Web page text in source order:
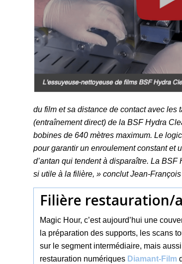
du film et sa distance de contact avec
(entraînement direct) de la BSF Hydra
bobines de 640 mètres maximum. Le
pour garantir un enroulement constant et
d’antan qui tendent à disparaître. La
si utile à la filière, » conclut Jean-
Filière restauration/
Magic Hour, c’est aujourd’hui une
la préparation des supports, les scans
sur le segment intermédiaire, mais
restauration numériques Diamant-Film